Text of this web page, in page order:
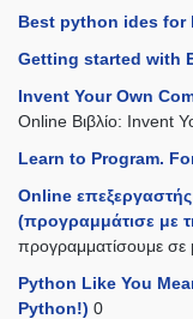
Best python ides for
Getting started with
Invent Your Own
Online Βιβλίο: Invent
Learn to Program.
Online επεξεργαστής
(προγραμμάτισε με
προγραμματίσουμε σε
Python Like You
Python!) 0